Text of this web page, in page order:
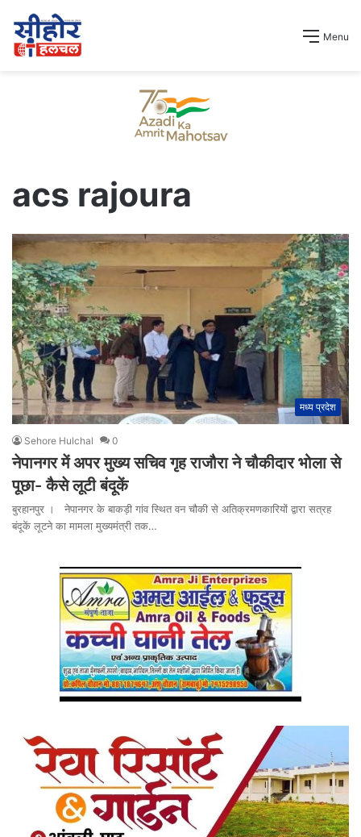
Menu
acs rajoura
मध्य प्रदेश
Sehore Hulchal 0
नेपानगर में अपर मुख्य सचिव गृह राजौरा ने चौकीदार भोला से
पूछा- कैसे लूटी बंदूकें
बुरहानपुर । नेपानगर के बाकड़ी गांव स्थित वन चौकी से अतिक्रमणकारियों द्वारा सत्रह
बंदूकें लूटने का मामला मुख्यमंत्री तक…